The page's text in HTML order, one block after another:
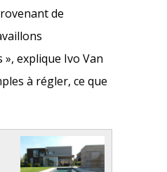
de
explique Ivo Van
à régler, ce que